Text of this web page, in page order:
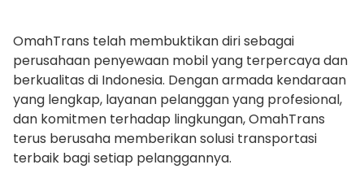
OmahTrans telah membuktikan diri sebagai
perusahaan penyewaan mobil yang terpercaya dan
berkualitas di Indonesia. Dengan armada kendaraan
yang lengkap, layanan pelanggan yang profesional,
dan komitmen terhadap lingkungan, OmahTrans
terus berusaha memberikan solusi transportasi
terbaik bagi setiap pelanggannya.